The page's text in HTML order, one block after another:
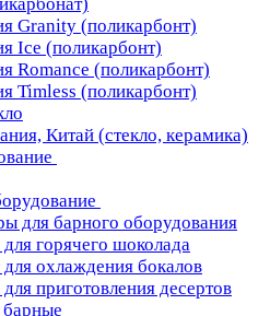
Granity (поликарбонт)
Ice (поликарбонт)
Romance (поликарбонт)
Timless (поликарбонт)
Китай (стекло, керамика)
для барного оборудования
горячего шоколада
охлаждения бокалов
приготовления десертов